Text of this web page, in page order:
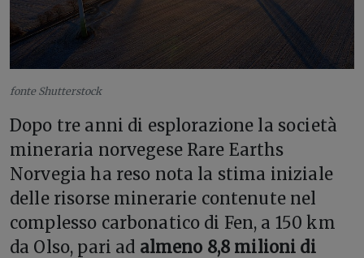
fonte Shutterstock
Dopo tre anni di esplorazione la società
mineraria norvegese Rare Earths
Norvegia ha reso nota la stima iniziale
delle risorse minerarie contenute nel
complesso carbonatico di Fen, a 150 km
da Olso, pari ad almeno 8,8 milioni di